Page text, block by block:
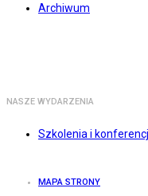
Archiwum
NASZE WYDARZENIA
Szkolenia i
MAPA STRONY